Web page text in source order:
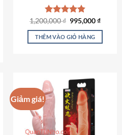
Được xếp
hạng4.82
5 sao
1,200,000₫ Giá
là:
1,200,000 ₫.
995,000₫Giá
tại
THÊM VÀO GIỎ HÀNG
Giảm giá!